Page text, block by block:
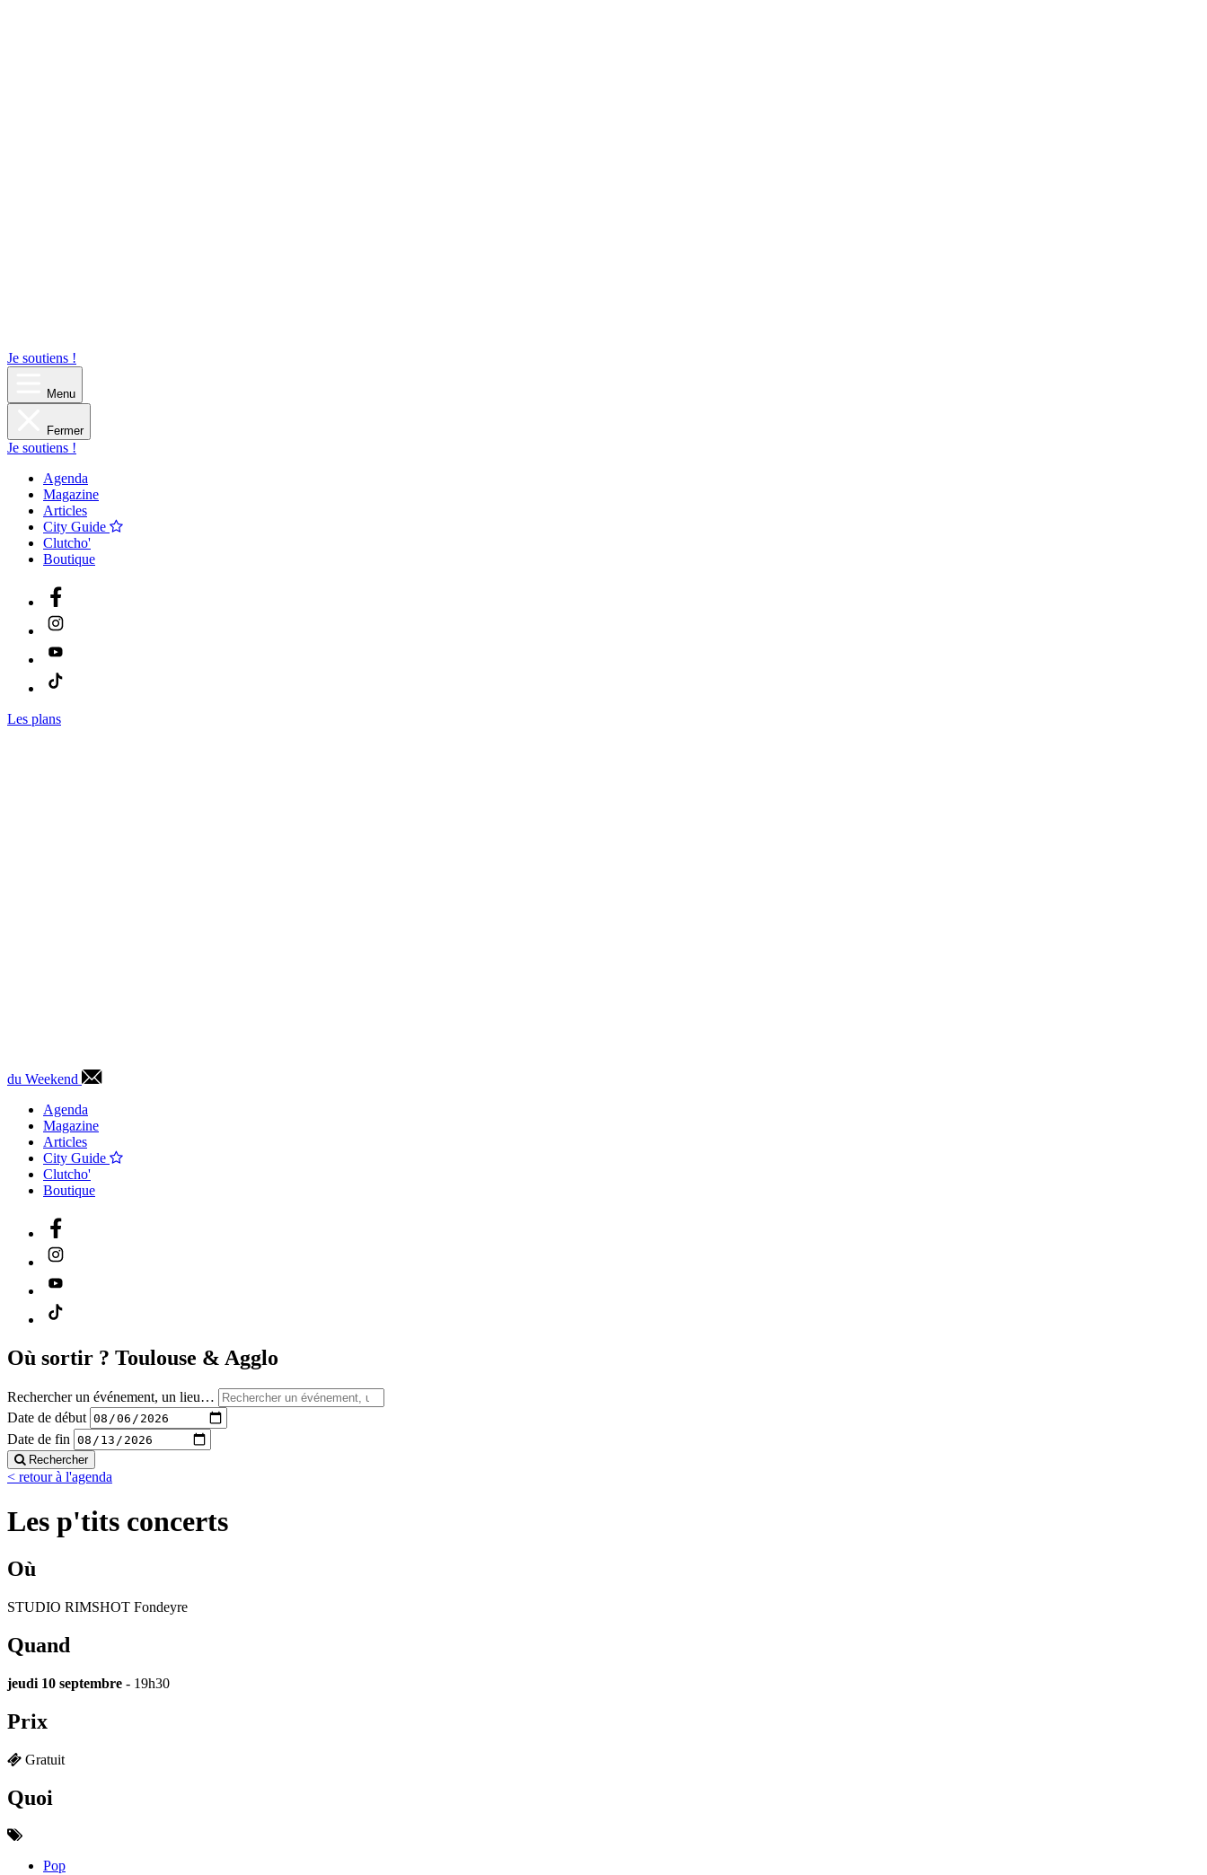
Je soutiens !
Menu
Fermer
Je soutiens !
Agenda
Magazine
Articles
City Guide
Clutcho'
Boutique
Les plans
du Weekend
Agenda
Magazine
Articles
City Guide
Clutcho'
Boutique
Où sortir ? Toulouse & Agglo
Rechercher un événement, un lieu…
Date de début
Date de fin
Rechercher
< retour à l'agenda
Les p'tits concerts
Où
STUDIO RIMSHOT Fondeyre
Quand
jeudi 10 septembre - 19h30
Prix
Gratuit
Quoi
Pop